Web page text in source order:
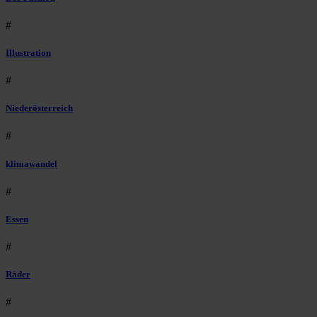
#
Illustration
#
Niederösterreich
#
klimawandel
#
Essen
#
Räder
#